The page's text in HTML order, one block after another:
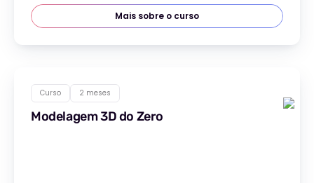
Mais sobre o curso
Curso 2 meses
Modelagem 3D do Zero